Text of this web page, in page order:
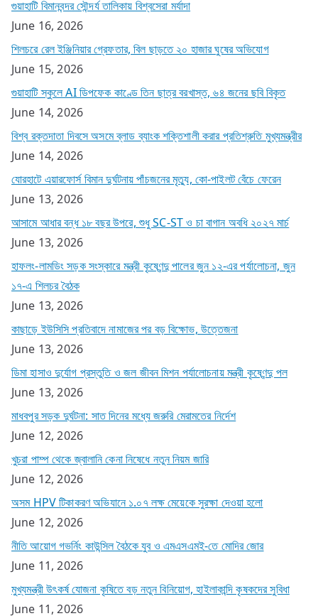
গুয়াহাটি বিমানবন্দর সৌন্দর্য তালিকায় বিশ্বসেরা মর্যাদা
June 16, 2026
শিলচরে রেল ইঞ্জিনিয়ার গ্রেফতার, বিল ছাড়তে ২০ হাজার ঘুষের অভিযোগ
June 15, 2026
গুয়াহাটি স্কুলে AI ডিপফেক কাণ্ডে তিন ছাত্র বরখাস্ত, ৬৪ জনের ছবি বিকৃত
June 14, 2026
বিশ্ব রক্তদাতা দিবসে অসমে ব্লাড ব্যাংক শক্তিশালী করার প্রতিশ্রুতি মুখ্যমন্ত্রীর
June 14, 2026
যোরহাটে এয়ারফোর্স বিমান দুর্ঘটনায় পাঁচজনের মৃত্যু, কো-পাইলট বেঁচে ফেরেন
June 13, 2026
আসামে আধার বন্ধ ১৮ বছর উপরে, শুধু SC-ST ও চা বাগান অবধি ২০২৭ মার্চ
June 13, 2026
হাফলং-লামডিং সড়ক সংস্কারে মন্ত্রী কৃষ্ণেন্দু পালের জুন ১২-এর পর্যালোচনা, জুন
১৭-এ শিলচর বৈঠক
June 13, 2026
কাছাড়ে ইউসিসি প্রতিবাদে নামাজের পর বড় বিক্ষোভ, উত্তেজনা
June 13, 2026
ডিমা হাসাও দুর্যোগ প্রস্তুতি ও জল জীবন মিশন পর্যালোচনায় মন্ত্রী কৃষ্ণেন্দু পল
June 13, 2026
মাধবপুর সড়ক দুর্ঘটনা: সাত দিনের মধ্যে জরুরি মেরামতের নির্দেশ
June 12, 2026
খুচরা পাম্প থেকে জ্বালানি কেনা নিষেধে নতুন নিয়ম জারি
June 12, 2026
অসম HPV টিকাকরণ অভিযানে ১.০৭ লক্ষ মেয়েকে সুরক্ষা দেওয়া হলো
June 12, 2026
নীতি আয়োগ গভর্নিং কাউন্সিল বৈঠকে যুব ও এমএসএমই-তে মোদির জোর
June 11, 2026
মুখ্যমন্ত্রী উৎকর্ষ যোজনা কৃষিতে বড় নতুন বিনিয়োগ, হাইলাকান্দি কৃষকদের সুবিধা
June 11, 2026